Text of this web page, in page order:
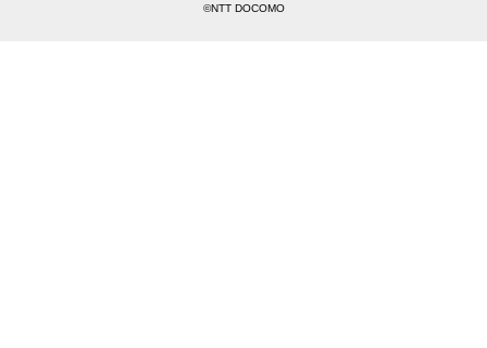
©NTT DOCOMO